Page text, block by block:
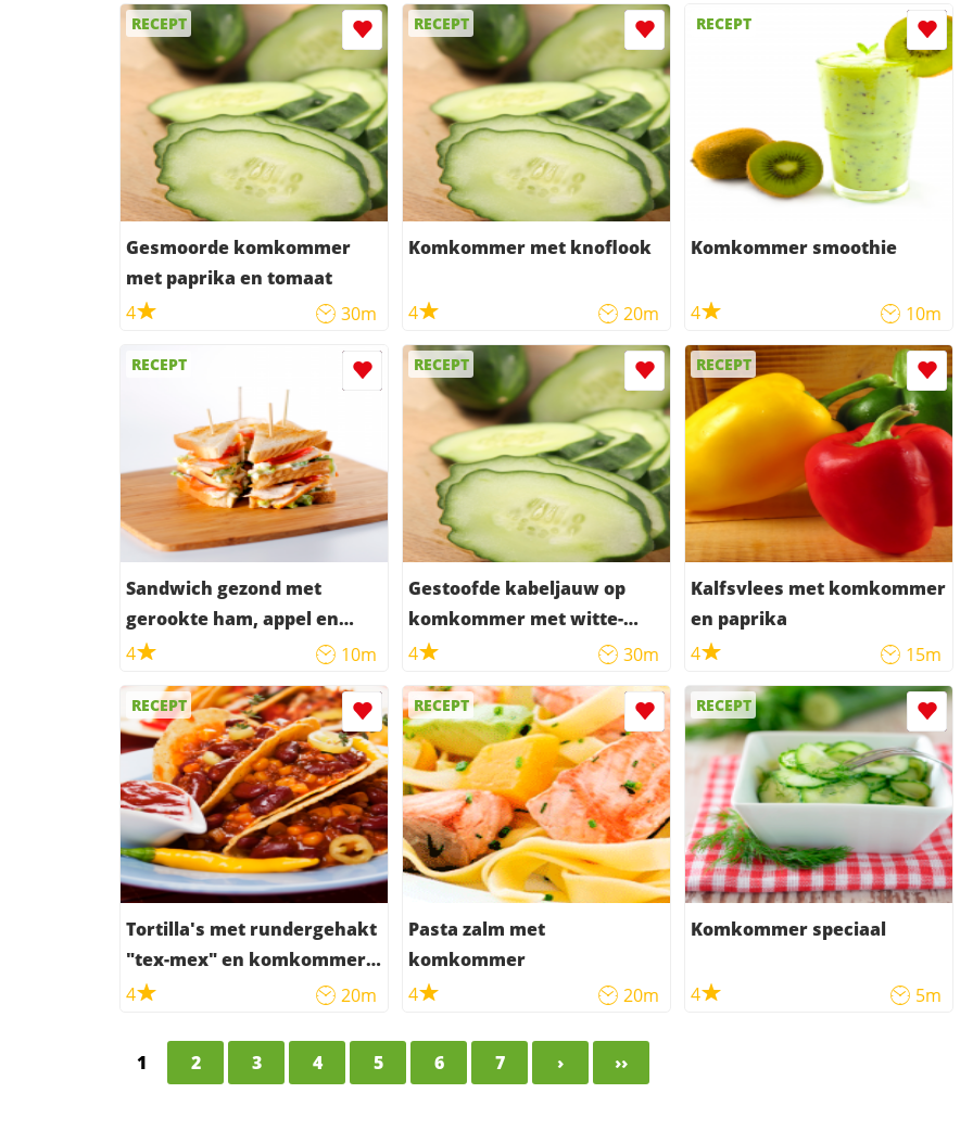
RECEPT
Gesmoorde komkommer
met paprika en tomaat
4
30m
RECEPT
Komkommer met knoflook
4 20m
RECEPT
Komkommer smoothie
4 10m
RECEPT
Sandwich gezond met
gerookte ham, appel en
komkommer
4 10m
RECEPT
Gestoofde kabeljauw op
komkommer met witte-
wijnsaus
4 30m
RECEPT
Kalfsvlees met komkommer
en paprika
4
15m
RECEPT
Tortilla's met rundergehakt
"tex-mex" en komkommer-
tomatensalade
4 20m
RECEPT
Pasta zalm met
komkommer
4
20m
RECEPT
Komkommer speciaal
4 5m
1 2 3 4 5 6 7 › ››